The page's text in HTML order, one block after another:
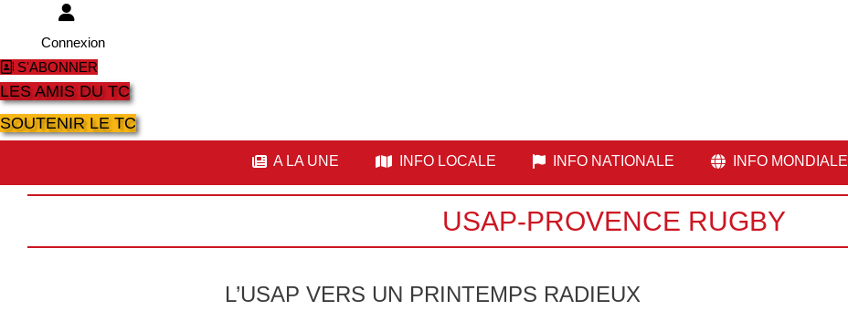
Connexion
S'ABONNER
LES AMIS DU TC
SOUTENIR LE TC
A LA UNE INFO LOCALE INFO NATIONALE INFO MONDIALE
USAP-PROVENCE RUGBY
L’USAP VERS UN PRINTEMPS RADIEUX